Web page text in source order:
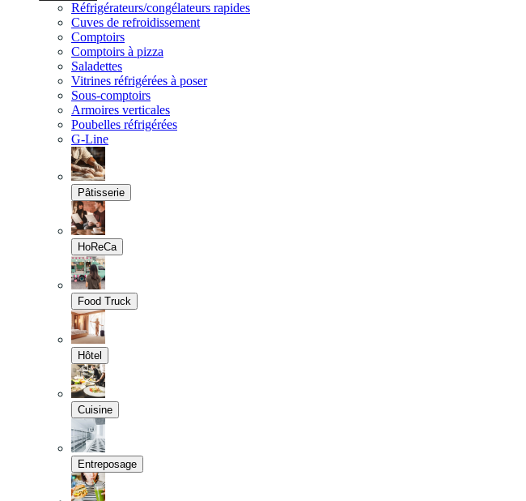
Réfrigérateurs/congélateurs rapides
Cuves de refroidissement
Comptoirs
Comptoirs à pizza
Saladettes
Vitrines réfrigérées à poser
Sous-comptoirs
Armoires verticales
Poubelles réfrigérées
G-Line
Pâtisserie
HoReCa
Food Truck
Hôtel
Cuisine
Entreposage